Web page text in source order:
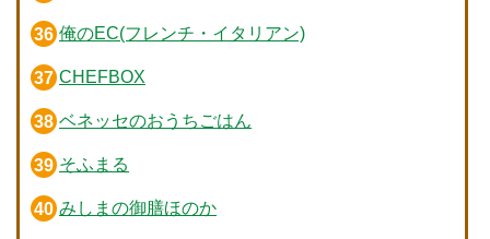
俺のEC(フレンチ・イタリアン)
CHEFBOX
ベネッセのおうちごはん
そふまる
みしまの御膳ほのか